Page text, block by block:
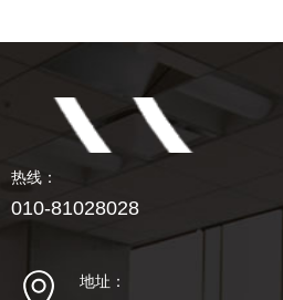
热线：
010-81028028
地址：